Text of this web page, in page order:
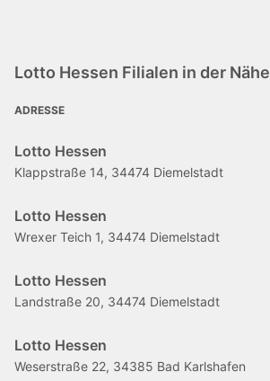
Lotto Hessen Filialen in der Nähe
ADRESSE
Lotto Hessen
Klappstraße 14, 34474 Diemelstadt
Lotto Hessen
Wrexer Teich 1, 34474 Diemelstadt
Lotto Hessen
Landstraße 20, 34474 Diemelstadt
Lotto Hessen
Weserstraße 22, 34385 Bad Karlshafen